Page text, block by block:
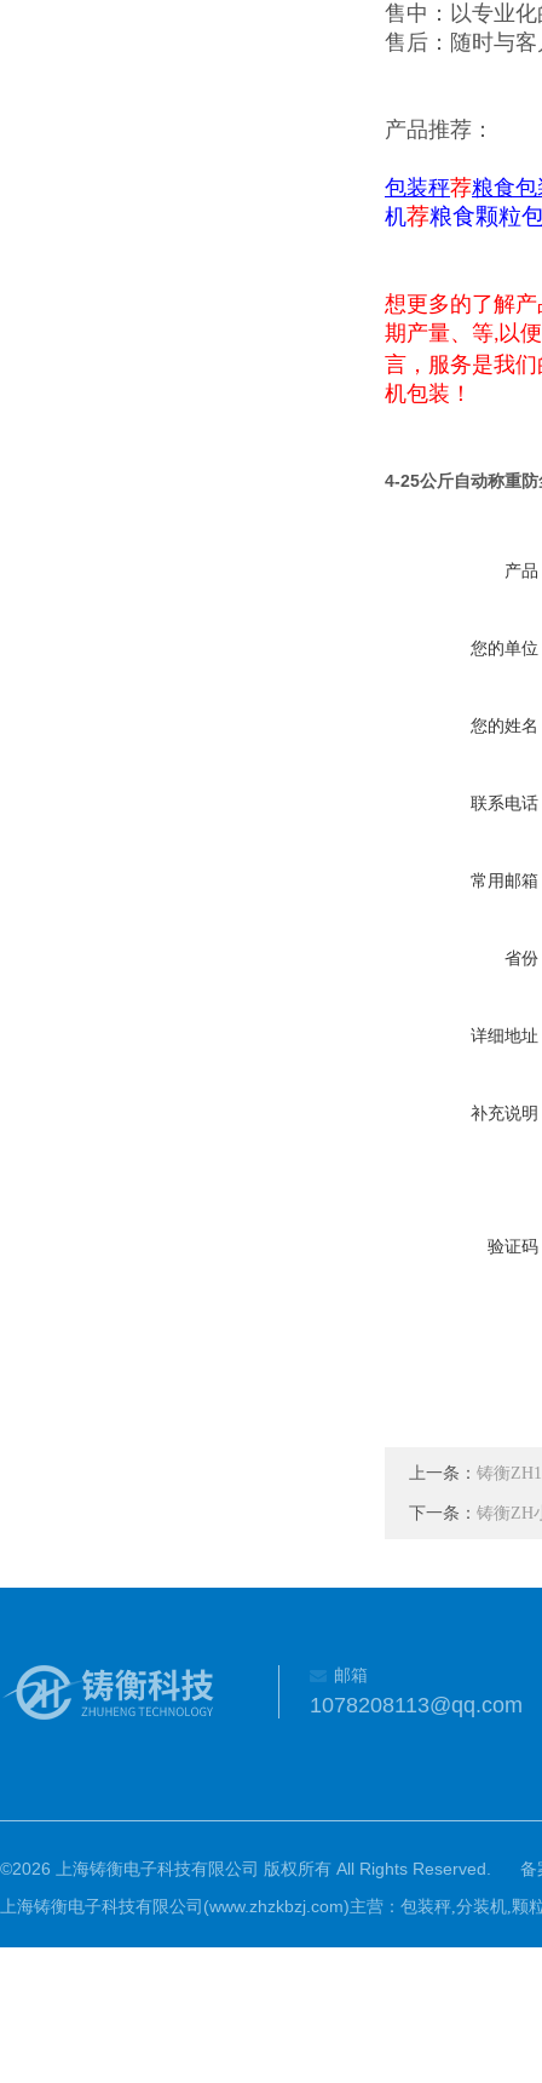
售中：以专业
售后：随时与
产品推荐：
包装秤荐粮食包
机荐粮食颗粒
想更多的了解
期产量、等,以
言，服务是我
机包装！
4-25公斤自动称重
产品
您的单位
您的姓名
联系电话
常用邮箱
省份
详细地址
补充说明
验证码
上一条： 铸衡
下一条： 铸衡ZH
邮箱
1078208113@qq.com
©2026 上海铸衡电子科技有限公司 版权所有 All Rights Reserved.
备
上海铸衡电子科技有限公司(www.zhzkbzj.com)主营： 包装秤,分装机,颗